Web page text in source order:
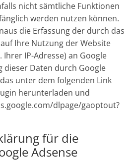
nicht sämtliche Funktionen
werden nutzen können.
die Erfassung der durch das
Ihre Nutzung der Website
IP-Adresse) an Google
dieser Daten durch Google
unter dem folgenden Link
herunterladen und
dlpage/gaoptout?
für die
Adsense